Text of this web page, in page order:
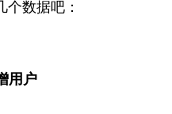
数据吧：
用户